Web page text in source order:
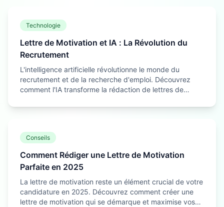
Technologie
Lettre de Motivation et IA : La Révolution du
Recrutement
L'intelligence artificielle révolutionne le monde du
recrutement et de la recherche d'emploi. Découvrez
comment l'IA transforme la rédaction de lettres de
Conseils
Comment Rédiger une Lettre de Motivation
Parfaite en 2025
La lettre de motivation reste un élément crucial de votre
candidature en 2025. Découvrez comment créer une
lettre de motivation qui se démarque et maximise vos